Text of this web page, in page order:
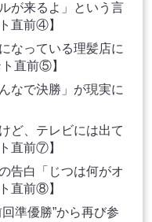
が来るよ」という言
直前④】
なっている理髪店に
直前⑤】
なで決勝」が現実に
ど、テレビには出て
直前⑦】
告白「じつは何がオ
直前⑧】
準優勝”から再び参